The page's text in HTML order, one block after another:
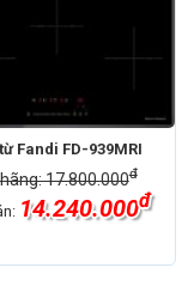
Fandi FD-939MRI
17.800.000đ
14.240.000đ